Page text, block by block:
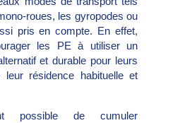
roues, les gyropodes ou
pris en compte. En effet,
les PE à utiliser un
et durable pour leurs
leur résidence habituelle et
possible de cumuler